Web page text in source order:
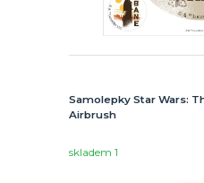
Samolepky Star Wars:
Airbrush
skladem 1